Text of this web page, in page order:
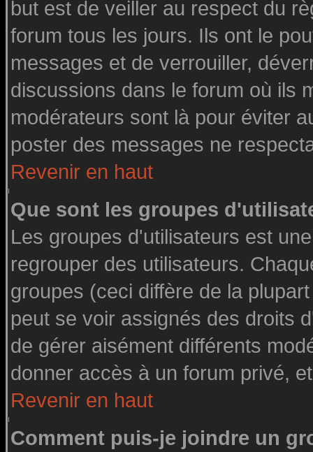
but est de veiller au respect du
forum tous les jours. Ils ont le
messages et de verrouiller,
discussions dans le forum où ils
modérateurs sont là pour éviter
poster des messages ne
Revenir en haut
Que sont les groupes
Les groupes d'utilisateurs est
regrouper des utilisateurs.
groupes (ceci diffère de la
peut se voir assignés des droits
de gérer aisément différents
donner accès à un forum privé,
Revenir en haut
Comment puis-je joindre un